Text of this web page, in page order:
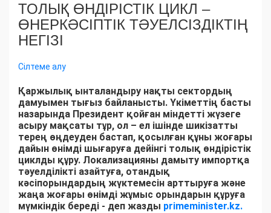
ТОЛЫҚ ӨНДІРІСТІК ЦИКЛ –
ӨНЕРКӘСІПТІК ТӘУЕЛСІЗДІКТІҢ
НЕГІЗІ
Сілтеме алу
Қаржылық ынталандыру нақты сектордың
дамуымен тығыз байланысты. Үкіметтің басты
назарында Президент қойған міндетті жүзеге
асыру мақсаты тұр, ол – ел ішінде шикізатты
терең өңдеуден бастап, қосылған құны жоғары
дайын өнімді шығаруға дейінгі толық өндірістік
циклды құру. Локализацияны дамыту импортқа
тәуелділікті азайтуға, отандық
кәсіпорындардың жүктемесін арттыруға және
жаңа жоғары өнімді жұмыс орындарын құруға
мүмкіндік береді - деп жазды primeminister.kz.